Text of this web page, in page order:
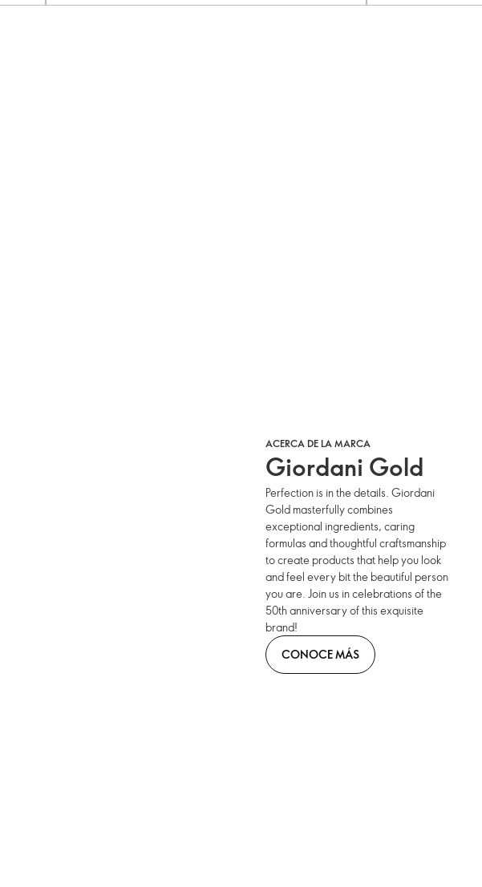
ACERCA DE LA MARCA
Giordani Gold
Perfection is in the details. Giordani
Gold masterfully combines
exceptional ingredients, caring
formulas and thoughtful craftsmanship
to create products that help you look
and feel every bit the beautiful person
you are. Join us in celebrations of the
50th anniversary of this exquisite
brand!
CONOCE MÁS